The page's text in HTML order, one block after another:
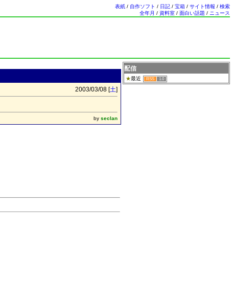
表紙 / 自作ソフト / 日記 / 宝箱 / サイト情報 / 検索
全年月 / 資料室 / 面白い話題 / ニュース
2003/03/08 [土]
by seclan
配信
最近 RSS 1.0